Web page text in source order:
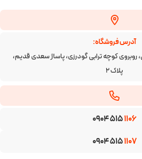
آدرس فروشگاه:
روبروی کوچه ترابی گودرزی، پاساژ سعدی قدیم،
پلاک ۲
0904 5151106
0904 5151107